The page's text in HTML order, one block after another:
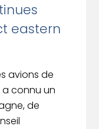
eastern
avions de
connu un
de